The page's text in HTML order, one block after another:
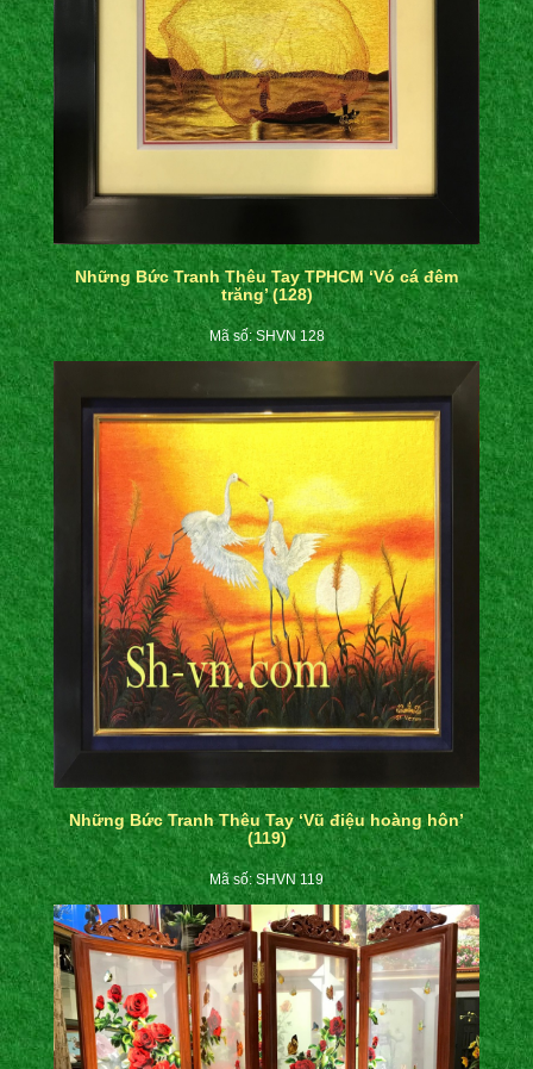
Những Bức Tranh Thêu Tay TPHCM ‘Vó cá đêm
trăng’ (128)
Mã số: SHVN 128
Những Bức Tranh Thêu Tay ‘Vũ điệu hoàng hôn’
(119)
Mã số: SHVN 119